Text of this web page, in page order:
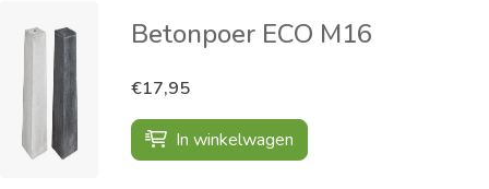
Betonpoer ECO M16
€17,95
In winkelwagen